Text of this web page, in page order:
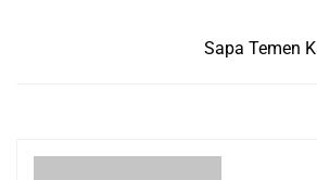
Sapa Temen